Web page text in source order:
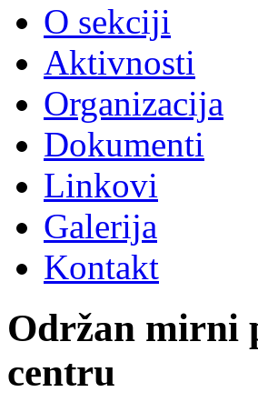
O sekciji
Aktivnosti
Organizacija
Dokumenti
Linkovi
Galerija
Kontakt
Održan mirni
centru